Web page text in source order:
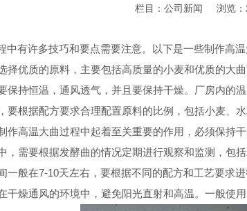
栏目： 公司新闻 浏览：
有许多技巧和要点需要注意。以下是一些制作高温
择优质的原料，主要包括高质量的小麦和优质的大
保持恒温，通风透气，并且要保持干燥。厂房内的
要根据配方要求合理配置原料的比例，包括小麦、
作高温大曲过程中起着至关重要的作用，必须保持
，需要根据发酵曲的情况定期进行观察和监测，包
一般在7-10天左右，要根据不同的配方和工艺要求
干燥通风的环境中，避免阳光直射和高温。一般使